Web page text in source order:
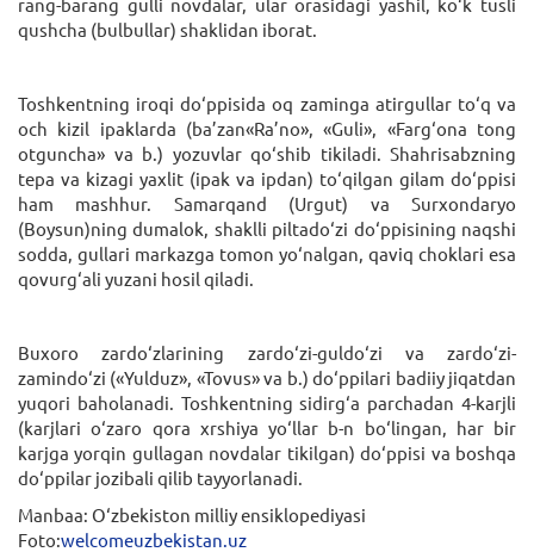
qushcha (bulbullar) shaklidan iborat.
Toshkentning iroqi do‘ppisida oq zaminga atirgullar to‘q va
och kizil ipaklarda (ba’zan«Ra’no», «Guli», «Farg‘ona tong
otguncha» va b.) yozuvlar qo‘shib tikiladi. Shahrisabzning
tepa va kizagi yaxlit (ipak va ipdan) to‘qilgan gilam do‘ppisi
ham mashhur. Samarqand (Urgut) va Surxondaryo
(Boysun)ning dumalok, shaklli piltado‘zi do‘ppisining naqshi
sodda, gullari markazga tomon yo‘nalgan, qaviq choklari esa
qovurg‘ali yuzani hosil qiladi.
Buxoro zardo‘zlarining zardo‘zi-guldo‘zi va zardo‘zi-
zamindo‘zi («Yulduz», «Tovus» va b.) do‘ppilari badiiy jiqatdan
yuqori baholanadi. Toshkentning sidirg‘a parchadan 4-karjli
(karjlari o‘zaro qora xrshiya yo‘llar b-n bo‘lingan, har bir
karjga yorqin gullagan novdalar tikilgan) do‘ppisi va boshqa
do‘ppilar jozibali qilib tayyorlanadi.
Manbaa: O‘zbekiston milliy ensiklopediyasi
Foto:welcomeuzbekistan.uz